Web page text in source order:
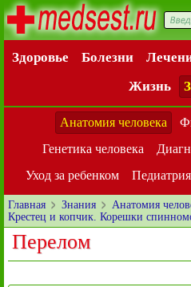
Здоровье Болезни
Жизнь
Анатомия человека
Генетика человека
Уход за ребенком
Педиатрия
Главная Знания
Анатомия
Крестец и копчик. Корешки
Перелом